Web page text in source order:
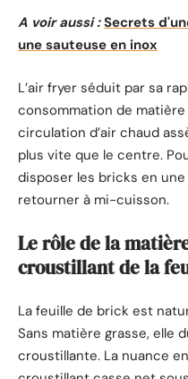
A voir aussi : Secrets
une sauteuse en inox
L’air fryer séduit par sa
consommation de matière
circulation d’air chaud
plus vite que le centre.
disposer les bricks en
retourner à mi-cuisson.
Le rôle de la
croustillant de la
La feuille de brick est
Sans matière grasse, elle
croustillante. La nuance